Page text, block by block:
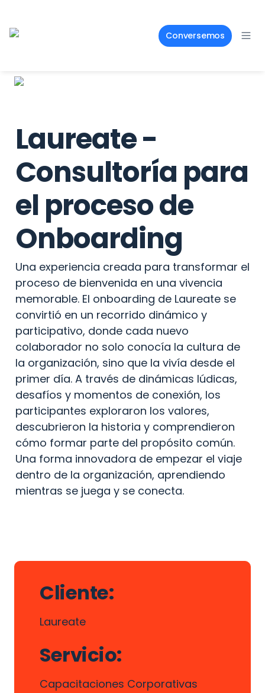
Conversemos
Laureate -
Consultoría para
el proceso de
Onboarding
Una experiencia creada para transformar el
proceso de bienvenida en una vivencia
memorable. El onboarding de Laureate se
convirtió en un recorrido dinámico y
participativo, donde cada nuevo
colaborador no solo conocía la cultura de
la organización, sino que la vivía desde el
primer día. A través de dinámicas lúdicas,
desafíos y momentos de conexión, los
participantes exploraron los valores,
descubrieron la historia y comprendieron
cómo formar parte del propósito común.
Una forma innovadora de empezar el viaje
dentro de la organización, aprendiendo
mientras se juega y se conecta.
Cliente:
Laureate
Servicio:
Capacitaciones Corporativas